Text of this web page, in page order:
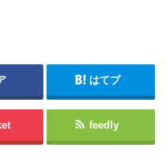
はてブ
feedly